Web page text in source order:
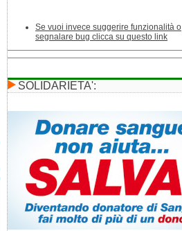
Se vuoi invece suggerire funzionalità o
segnalare bug clicca su questo link
SOLIDARIETA':